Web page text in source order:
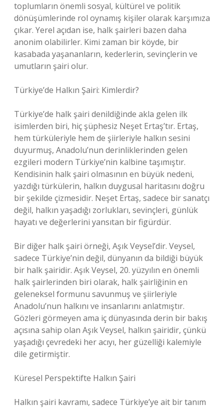
toplumların önemli sosyal, kültürel ve politik
dönüşümlerinde rol oynamış kişiler olarak karşımıza
çıkar. Yerel açıdan ise, halk şairleri bazen daha
anonim olabilirler. Kimi zaman bir köyde, bir
kasabada yaşananların, kederlerin, sevinçlerin ve
umutların şairi olur.
Türkiye’de Halkın Şairi: Kimlerdir?
Türkiye’de halk şairi denildiğinde akla gelen ilk
isimlerden biri, hiç şüphesiz Neşet Ertaş’tır. Ertaş,
hem türküleriyle hem de şiirleriyle halkın sesini
duyurmuş, Anadolu’nun derinliklerinden gelen
ezgileri modern Türkiye’nin kalbine taşımıştır.
Kendisinin halk şairi olmasının en büyük nedeni,
yazdığı türkülerin, halkın duygusal haritasını doğru
bir şekilde çizmesidir. Neşet Ertaş, sadece bir sanatçı
değil, halkın yaşadığı zorlukları, sevinçleri, günlük
hayatı ve değerlerini yansıtan bir figürdür.
Bir diğer halk şairi örneği, Aşık Veysel’dir. Veysel,
sadece Türkiye’nin değil, dünyanın da bildiği büyük
bir halk şairidir. Aşık Veysel, 20. yüzyılın en önemli
halk şairlerinden biri olarak, halk şairliğinin en
geleneksel formunu savunmuş ve şiirleriyle
Anadolu’nun halkını ve insanlarını anlatmıştır.
Gözleri görmeyen ama iç dünyasında derin bir bakış
açısına sahip olan Aşık Veysel, halkın şairidir, çünkü
yaşadığı çevredeki her acıyı, her güzelliği kalemiyle
dile getirmiştir.
Küresel Perspektifte Halkın Şairi
Halkın şairi kavramı, sadece Türkiye’ye ait bir tanım